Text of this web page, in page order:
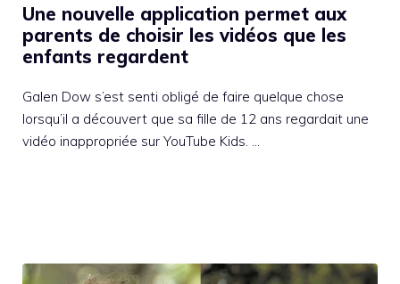
Une nouvelle application permet aux
parents de choisir les vidéos que les
enfants regardent
Galen Dow s’est senti obligé de faire quelque chose
lorsqu’il a découvert que sa fille de 12 ans regardait une
vidéo inappropriée sur YouTube Kids. …